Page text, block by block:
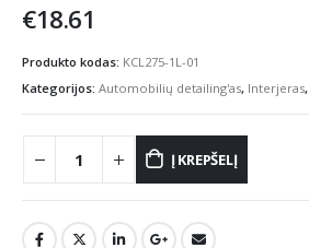
€18.61
Produkto kodas: KCL275-1L-01
Kategorijos: Automobilių detailing'as, Interjeras,
Į KREPŠELĮ